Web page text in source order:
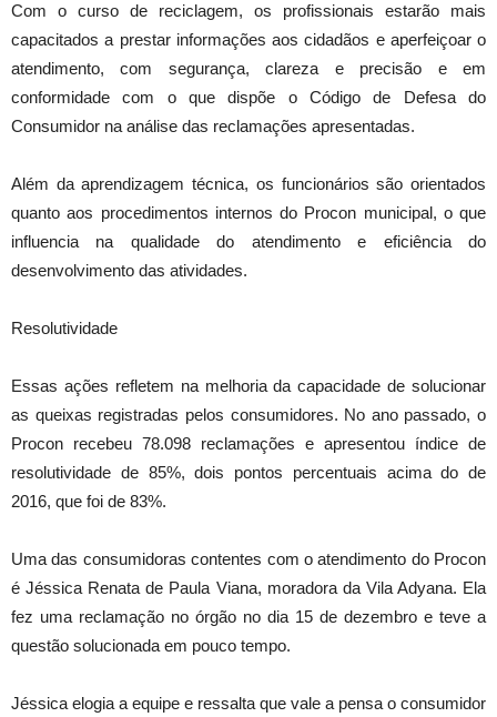
Com o curso de reciclagem, os profissionais estarão mais
capacitados a prestar informações aos cidadãos e aperfeiçoar o
atendimento, com segurança, clareza e precisão e em
conformidade com o que dispõe o Código de Defesa do
Consumidor na análise das reclamações apresentadas.
Além da aprendizagem técnica, os funcionários são orientados
quanto aos procedimentos internos do Procon municipal, o que
influencia na qualidade do atendimento e eficiência do
desenvolvimento das atividades.
Resolutividade
Essas ações refletem na melhoria da capacidade de solucionar
as queixas registradas pelos consumidores. No ano passado, o
Procon recebeu 78.098 reclamações e apresentou índice de
resolutividade de 85%, dois pontos percentuais acima do de
2016, que foi de 83%.
Uma das consumidoras contentes com o atendimento do Procon
é Jéssica Renata de Paula Viana, moradora da Vila Adyana. Ela
fez uma reclamação no órgão no dia 15 de dezembro e teve a
questão solucionada em pouco tempo.
Jéssica elogia a equipe e ressalta que vale a pensa o consumidor